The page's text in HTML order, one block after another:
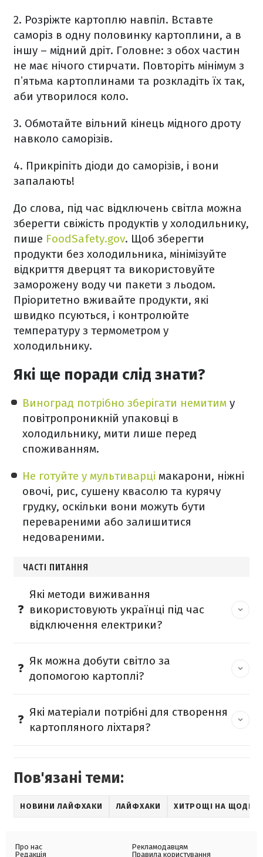
2. Розріжте картоплю навпіл. Вставте
саморіз в одну половинку картоплини, а в
іншу – мідний дріт. Головне: з обох частин
не має нічого стирчати. Повторіть мінімум з
пʼятьма картоплинами та розкладіть їх так,
аби утворилося коло.
3. Обмотайте вільний кінець мідного дроту
навколо саморізів.
4. Прикріпіть діоди до саморізів, і вони
запалають!
До слова, під час відключень світла можна
зберегти свіжість продуктів у холодильнику,
пише FoodSafety.gov. Щоб зберегти
продукти без холодильника, мінімізуйте
відкриття дверцят та використовуйте
заморожену воду чи пакети з льодом.
Пріоритетно вживайте продукти, які
швидко псуються, і контролюйте
температуру з термометром у
холодильнику.
Які ще поради слід знати?
Виноград потрібно зберігати немитим у
повітропроникній упаковці в
холодильнику, мити лише перед
споживанням.
Не готуйте у мультиварці макарони, ніжні
овочі, рис, сушену квасолю та курячу
грудку, оскільки вони можуть бути
перевареними або залишитися
недовареними.
ЧАСТІ ПИТАННЯ
Які методи виживання
використовують українці під час
відключення електрики?
Як можна добути світло за
допомогою картоплі?
Які матеріали потрібні для створення
картопляного ліхтаря?
Пов'язані теми:
НОВИНИ ЛАЙФХАКИ ЛАЙФХАКИ ХИТРОЩІ НА
Про нас
Редакція
Рекламодавцям
Правила користування